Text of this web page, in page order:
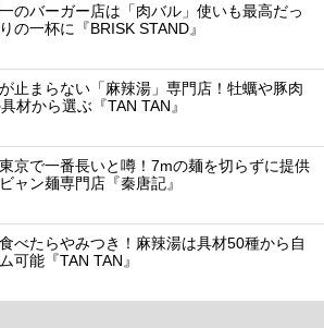
のバーガー店は「肉バル」使いも最高だっ
の一杯に『BRISK STAND』
止まらない「麻辣湯」専門店！牡蠣や豚肉
材から選ぶ『TAN TAN』
京で一番長いと噂！7mの麺を切らずに提供
ャン麺専門店『秦唐記』
べたらやみつき！麻辣湯は具材50種から自
可能『TAN TAN』